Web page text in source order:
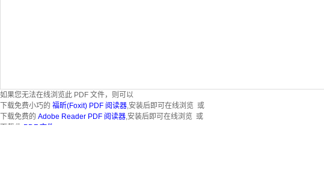
如果您无法在线浏览此 PDF 文件，则可以
下载免费小巧的 福昕(Foxit) PDF 阅读器,安装后即可在线浏览 或
下载免费的 Adobe Reader PDF 阅读器,安装后即可在线浏览 或
下载此 PDF 文件